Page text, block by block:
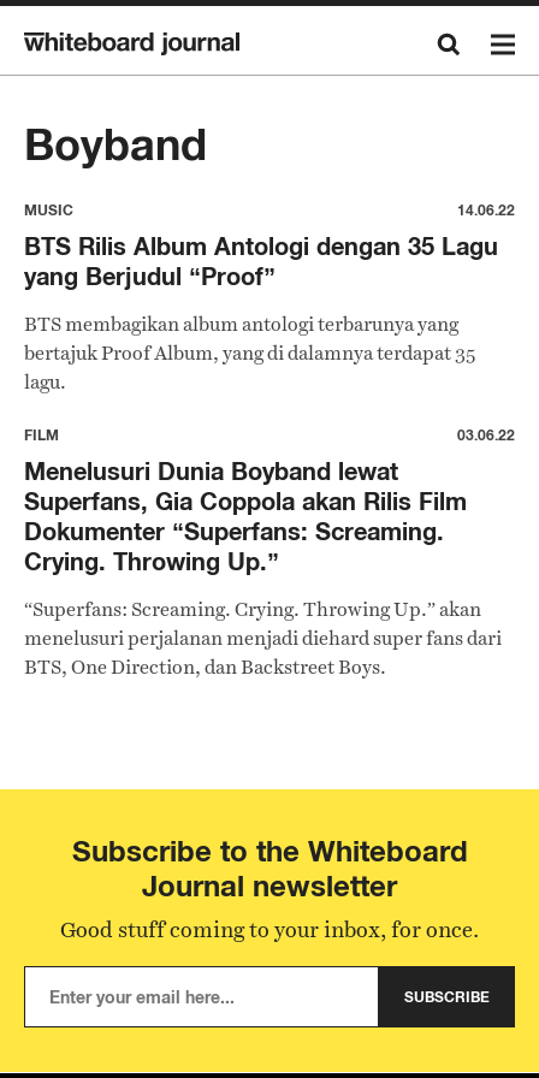
Boyband
MUSIC 14.06.22
BTS Rilis Album Antologi dengan 35 Lagu
yang Berjudul “Proof”
BTS membagikan album antologi terbarunya yang
bertajuk Proof Album, yang di dalamnya terdapat 35
lagu.
FILM 03.06.22
Menelusuri Dunia Boyband lewat
Superfans, Gia Coppola akan Rilis Film
Dokumenter “Superfans: Screaming.
Crying. Throwing Up.”
“Superfans: Screaming. Crying. Throwing Up.” akan
menelusuri perjalanan menjadi diehard super fans dari
BTS, One Direction, dan Backstreet Boys.
Subscribe to the Whiteboard
Journal newsletter
Good stuff coming to your inbox, for once.
SUBSCRIBE